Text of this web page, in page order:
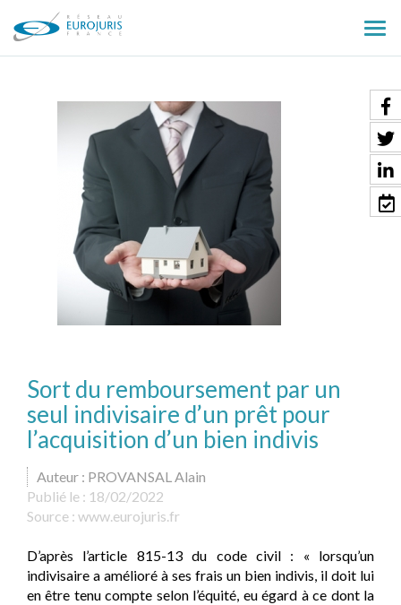
le
Sort du remboursement par un
seul indivisaire d’un prêt pour
l’acquisition d’un bien indivis
Auteur : PROVANSAL Alain
Publié le : 18/02/2022
Source : www.eurojuris.fr
D’après l’article 815-13 du code civil : « lorsqu’un
indivisaire a amélioré à ses frais un bien indivis, il doit lui
en être tenu compte selon l’équité, eu égard à ce dont la